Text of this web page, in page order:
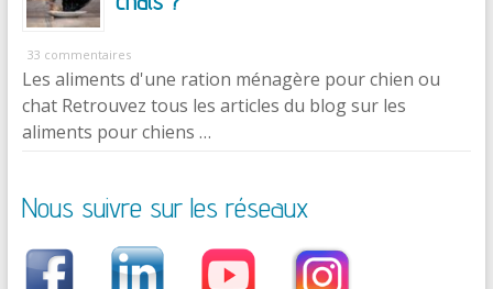
33 commentaires
Les aliments d'une ration ménagère pour chien ou
chat Retrouvez tous les articles du blog sur les
aliments pour chiens …
Nous suivre sur les réseaux